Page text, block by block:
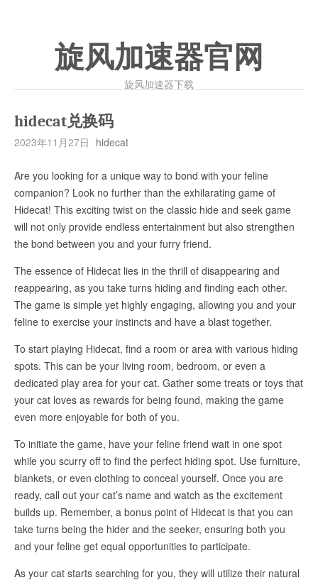
旋风加速器官网
旋风加速器下载
hidecat兑换码
2023年11月27日 hidecat
Are you looking for a unique way to bond with your feline
companion? Look no further than the exhilarating game of
Hidecat! This exciting twist on the classic hide and seek game
will not only provide endless entertainment but also strengthen
the bond between you and your furry friend.
The essence of Hidecat lies in the thrill of disappearing and
reappearing, as you take turns hiding and finding each other.
The game is simple yet highly engaging, allowing you and your
feline to exercise your instincts and have a blast together.
To start playing Hidecat, find a room or area with various hiding
spots. This can be your living room, bedroom, or even a
dedicated play area for your cat. Gather some treats or toys that
your cat loves as rewards for being found, making the game
even more enjoyable for both of you.
To initiate the game, have your feline friend wait in one spot
while you scurry off to find the perfect hiding spot. Use furniture,
blankets, or even clothing to conceal yourself. Once you are
ready, call out your cat’s name and watch as the excitement
builds up. Remember, a bonus point of Hidecat is that you can
take turns being the hider and the seeker, ensuring both you
and your feline get equal opportunities to participate.
As your cat starts searching for you, they will utilize their natural